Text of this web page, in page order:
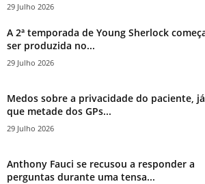
29 Julho 2026
A 2ª temporada de Young Sherlock
ser produzida no...
29 Julho 2026
Medos sobre a privacidade do paciente, já
que metade dos GPs...
29 Julho 2026
Anthony Fauci se recusou a responder a
perguntas durante uma tensa...